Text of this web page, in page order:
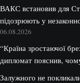
ВАКС встановив для
підозрюють у
06.08.2026
“Країна зростаючої
дипломат пояснив,
Залужного не